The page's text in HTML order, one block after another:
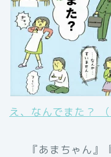
え、なんでまた？
『あまちゃん』